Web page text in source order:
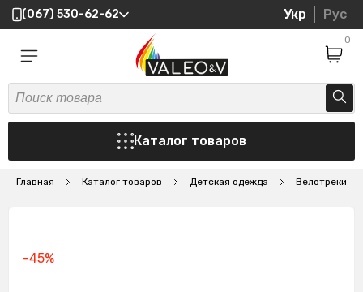
(067) 530-62-62 Укр Рус
0
Каталог товаров
Главная Каталог товаров Детская одежда Велотреки
-45%